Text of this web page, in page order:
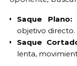
Saque Plano:
objetivo directo.
Saque
lenta,